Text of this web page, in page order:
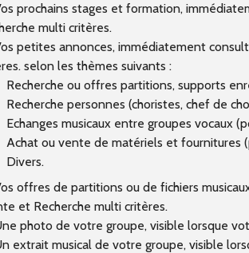
prochains stages et formation,
multi critères.
petites annonces, immédiatement
selon les thèmes suivants :
Recherche ou offres partitions, supports
Recherche personnes (choristes, chef de
Echanges musicaux entre groupes vocaux
Achat ou vente de matériels et fournitures
Divers.
offres de partitions ou de fichiers
et Recherche multi critères.
photo de votre groupe, visible lorsque
extrait musical de votre groupe, visible